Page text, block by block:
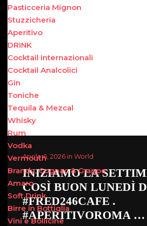
Pasticceria Mignon
Stuzzicheria
Aperitivo
DRINK
Cocktail Internazionali
Cocktail Analcolici
Gin
Toniche
Tequila & Mezcal
Whisky
Rum
Vodka
Vermouth
Brandy, Cognac & Grappe
Amaro
Soft Drink
Birre in Bottiglia
Vini e Bollicine
Aprile 6, 2026 in World
INIZIAMO LA
COSÌ BUON LUNEDÌ
#FRED246CAFE .
#APERITIVOROMA …